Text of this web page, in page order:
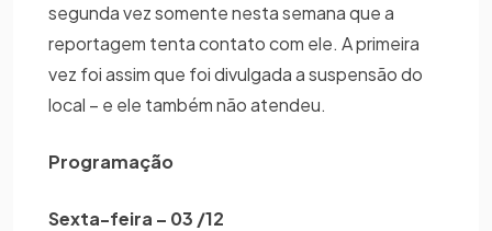
segunda vez somente nesta semana que a
reportagem tenta contato com ele. A primeira
vez foi assim que foi divulgada a suspensão do
local – e ele também não atendeu.
Programação
Sexta-feira – 03 /12